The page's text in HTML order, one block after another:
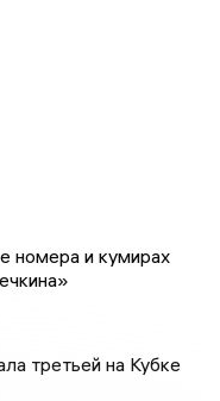
номера и кумирах
третьей на Кубке